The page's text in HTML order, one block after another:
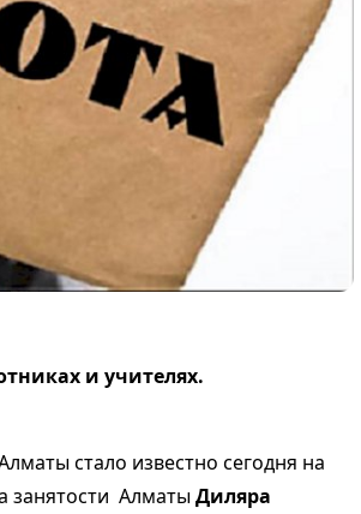
и учителях.
стало известно сегодня на
занятости АлматыДиляра